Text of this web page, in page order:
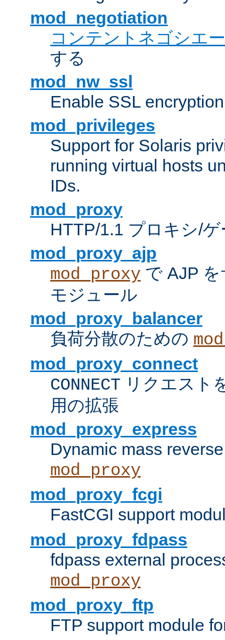
mod_negotiation
コンテントネゴシエ
する
mod_nw_ssl
Enable SSL
mod_privileges
Support for Solaris
running virtual hosts
IDs.
mod_proxy
HTTP/1.1 プロキシ/
mod_proxy_ajp
mod_proxy で AJP
モジュール
mod_proxy_balancer
負荷分散のための
mod_proxy_connect
CONNECT リクエスト
用の拡張
mod_proxy_express
Dynamic mass
mod_proxy
mod_proxy_fcgi
FastCGI support
mod_proxy_fdpass
fdpass external
mod_proxy
mod_proxy_ftp
FTP support module